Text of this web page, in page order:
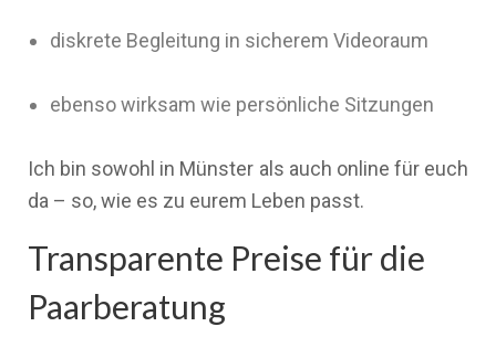
diskrete Begleitung in sicherem Videoraum
ebenso wirksam wie persönliche Sitzungen
Ich bin sowohl in Münster als auch online für euch
da – so, wie es zu eurem Leben passt.
Transparente Preise für die
Paarberatung